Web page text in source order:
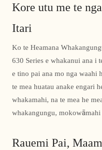
Kore utu me te
Itari
Ko te Heamana
630 Series e whakanui ana i
e tino pai ana mo nga waahi
te mea huatau anake engari
whakamahi, na te mea he
whakangungu, mokowāmahi
Rauemi Pai,